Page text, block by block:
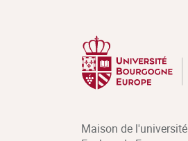
Maison de l'université